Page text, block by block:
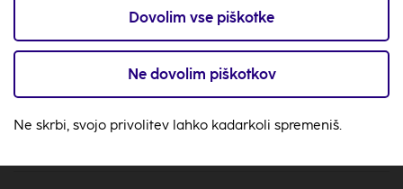
Zemljevid
s tvojo najbližjo poslovalnico
Dovolim vse piškotke
Ne dovolim piškotkov
Ne skrbi, svojo privolitev lahko kadarkoli spremeniš.